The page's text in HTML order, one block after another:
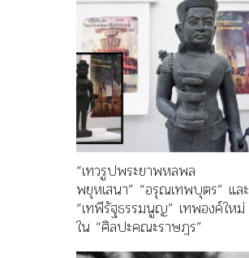
“เทวรูปพระยาพหลพล
พยุหเสนา” “อรุณเทพบุตร” และ
“เทพีรัฐธรรมนูญ” เทพองค์ใหม่
ใน “ศิลปะคณะราษฎร”